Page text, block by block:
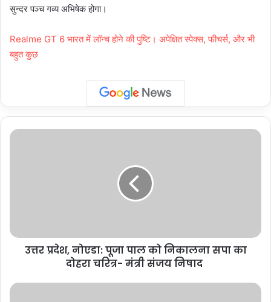
सुन्दर पञ्च गव्य अभिषेक होगा।
Realme GT 6 भारत में लॉन्च होने की पुष्टि। अपेक्षित स्पेक्स, फीचर्स, और भी
बहुत कुछ
उत्तर
का
संजय
उत्तर प्रदेश, नोएडा: पूजा पाल को निकालना सपा का
दोहरा चरित्र- मंत्री संजय निषाद
उत्तर